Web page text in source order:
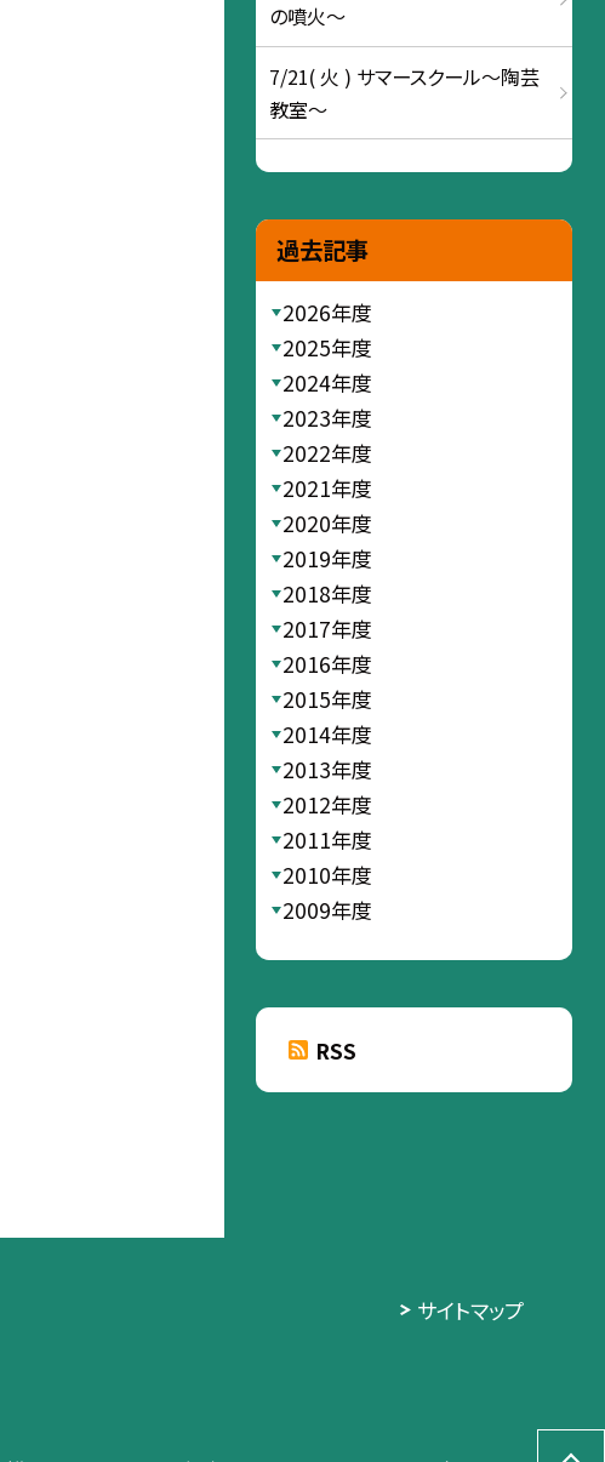
の噴火～
7/21( 火 ) サマースクール～陶芸
教室～
過去記事
2026年度
2025年度
2024年度
2023年度
2022年度
2021年度
2020年度
2019年度
2018年度
2017年度
2016年度
2015年度
2014年度
2013年度
2012年度
2011年度
2010年度
2009年度
RSS
サイトマップ